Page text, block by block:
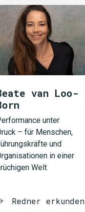
van Loo-
unter
– für Menschen,
und
in einer
Welt
Redner erkunden